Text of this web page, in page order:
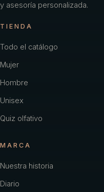
y asesoría personalizada.
TIENDA
Todo el catálogo
Mujer
Hombre
Unisex
Quiz olfativo
MARCA
Nuestra historia
Diario